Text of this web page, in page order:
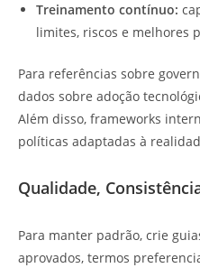
Treinamento contínuo:
limites, riscos e melhores
Para referências sobre
dados sobre adoção
Além disso, frameworks
políticas adaptadas à
Qualidade,
Para manter padrão, crie
aprovados, termos